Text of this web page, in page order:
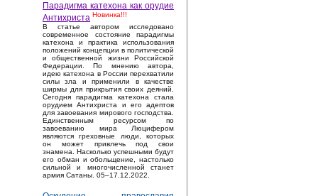
Парадигма катехона как орудие
Антихриста Новинка!!!
В статье автором исследовано
современное состояние парадигмы
катехона и практика использования
положений концепции в политической
и общественной жизни Российской
Федерации. По мнению автора,
идею катехона в России перехватили
силы зла и применили в качестве
ширмы для прикрытия своих деяний.
Сегодня парадигма катехона стала
орудием Антихриста и его адептов
для завоевания мирового господства.
Единственным ресурсом по
завоеванию мира Люцифером
являются греховные люди, которых
он может привлечь под свои
знамена. Насколько успешными будут
его обман и обольщение, настолько
сильной и многочисленной станет
армия Сатаны. 05–17.12.2022.